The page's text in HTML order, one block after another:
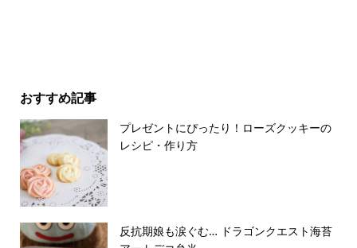
おすすめ記事
プレゼントにぴったり！ローズクッキーの
レシピ・作り方
反抗期娘も涙ぐむ… ドラゴンクエスト海苔